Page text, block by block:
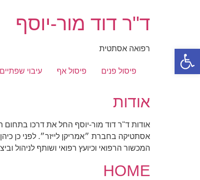
פתח סרגל נגישות
ד"ר דוד מור-יוסף
רפואה אסתטית
פיסול פנים פיסול אף עיבוי שפתיים
אודות
אודות ד"ר דוד מור-יוסף החל את דרכו בתחום
אסתטיקה בחברת ״אמריקן לייזר״. לפני כן
המכשור הרפואי וכיועץ רפואי ושותף לניהול
HOME